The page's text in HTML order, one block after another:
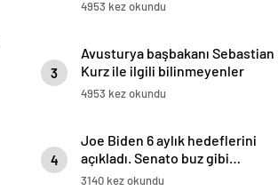
4953 kez okundu
3
Avusturya başbakanı Sebastian
Kurz ile ilgili bilinmeyenler
4953 kez okundu
4
Joe Biden 6 aylık hedeflerini
açıkladı. Senato buz gibi…
3140 kez okundu